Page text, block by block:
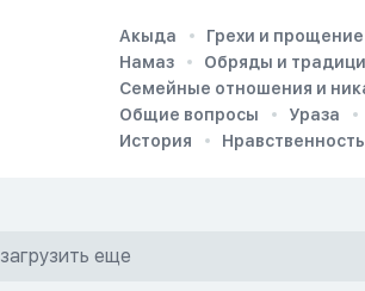
Акыда Грехи и прощение
Намаз
Обряды и
Семейные отношения и
Общие вопросы
Ураза
История
Нравственность
загрузить еще